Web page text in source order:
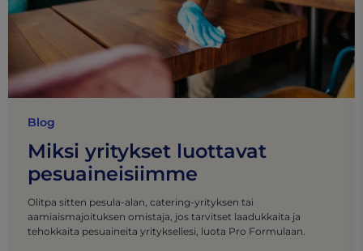
Blog
Miksi yritykset luottavat
pesuaineisiimme
Olitpa sitten pesula-alan, catering-yrityksen tai
aamiaismajoituksen omistaja, jos tarvitset laadukkaita ja
tehokkaita pesuaineita yrityksellesi, luota Pro Formulaan.